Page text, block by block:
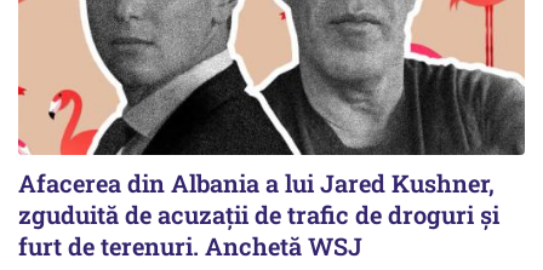
Afacerea din Albania a lui Jared Kushner,
zguduită de acuzații de trafic de droguri și
furt de terenuri. Anchetă WSJ